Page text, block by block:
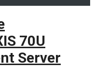
70U
Server